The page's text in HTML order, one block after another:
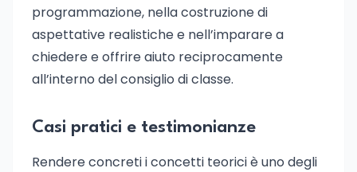
programmazione, nella costruzione di
aspettative realistiche e nell’imparare a
chiedere e offrire aiuto reciprocamente
all’interno del consiglio di classe.
Casi pratici e testimonianze
Rendere concreti i concetti teorici è uno degli